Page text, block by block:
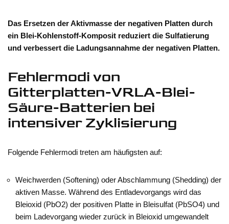
Das Ersetzen der Aktivmasse der negativen Platten durch
ein Blei-Kohlenstoff-Komposit reduziert die Sulfatierung
und verbessert die Ladungsannahme der negativen Platten.
Fehlermodi von
Gitterplatten-VRLA-Blei-
Säure-Batterien bei
intensiver Zyklisierung
Folgende Fehlermodi treten am häufigsten auf:
Weichwerden (Softening) oder Abschlammung (Shedding) der
aktiven Masse. Während des Entladevorgangs wird das
Bleioxid (PbO2) der positiven Platte in Bleisulfat (PbSO4) und
beim Ladevorgang wieder zurück in Bleioxid umgewandelt